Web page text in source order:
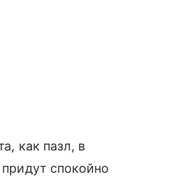
как пазл, в
спокойно